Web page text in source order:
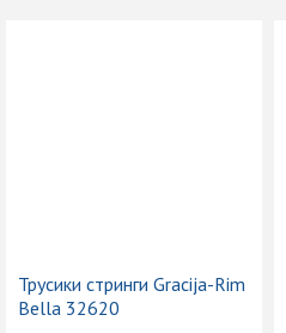
Трусики стринги Gracija-Rim
Bella 32620